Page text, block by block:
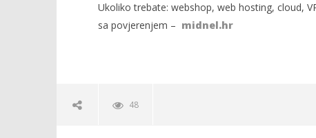
Ukoliko trebate: webshop, web hosting, cloud,
sa povjerenjem – midnel.hr
48